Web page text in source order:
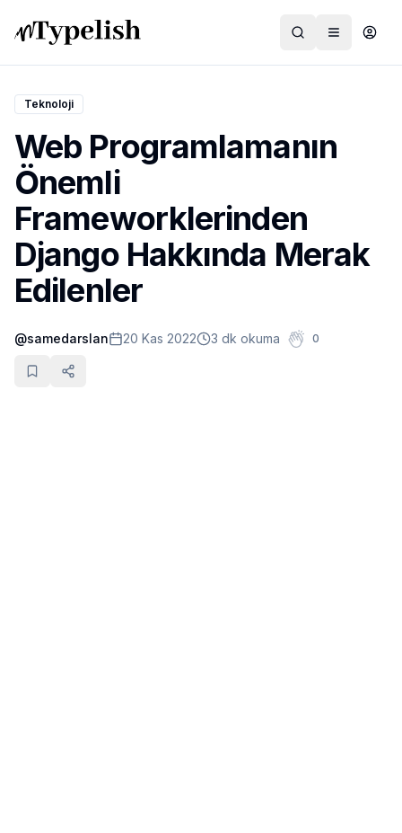
Dünya
Film ve Dizi
Kültür ve Sanat
Sağlık
Siyaset ve Tarih
Hayvan Hakları
Feminizm
Teknoloji
Web Programlamanın
Önemli
Frameworklerinden
Django Hakkında Merak
Edilenler
@samedarslan 20 Kas 2022 3 dk okuma 0